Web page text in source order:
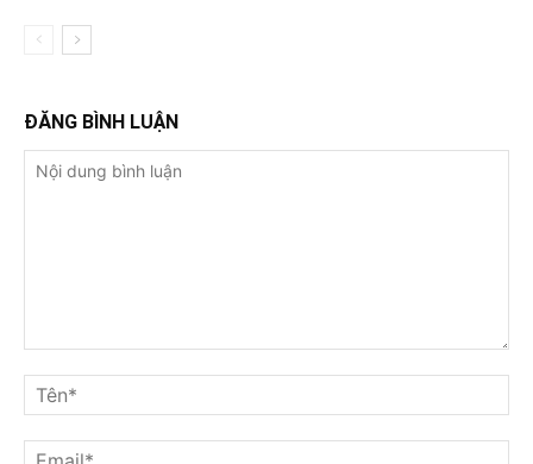
ĐĂNG BÌNH LUẬN